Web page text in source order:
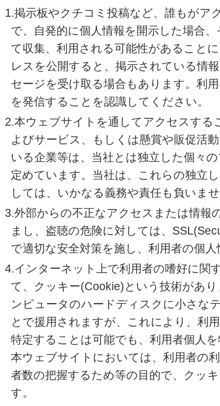
1.掲示板やクチコミ投稿など、誰もがア
で、自発的に個人情報を開示した場合
て収集、利用される可能性があること
レスを公開すると、掲示されている情
セージを受け取る場合もあります。利
を発信することを認識してください。
2.本ウェブサイトを通してアクセスする
よびサービス、もしくは懸賞や販促活
いる企業等は、当社とは独立した個々
定めています。当社は、これらの独立
しては、いかなる義務や責任も負いま
3.外部からの不正なアクセスまたは情報
まし、盗聴の危険に対しては、
で適切な安全対策を施し、利用者の個
4.インターネット上で利用者の嗜好に関
て、クッキー(Cookie)という技術があ
ンピュータのハードディスクに小さな
とで援用されますが、これにより、利
特定することは可能でも、利用者個人
本ウェブサイトにおいては、利用者の
者数の把握するため等の目的で、クッ
す。